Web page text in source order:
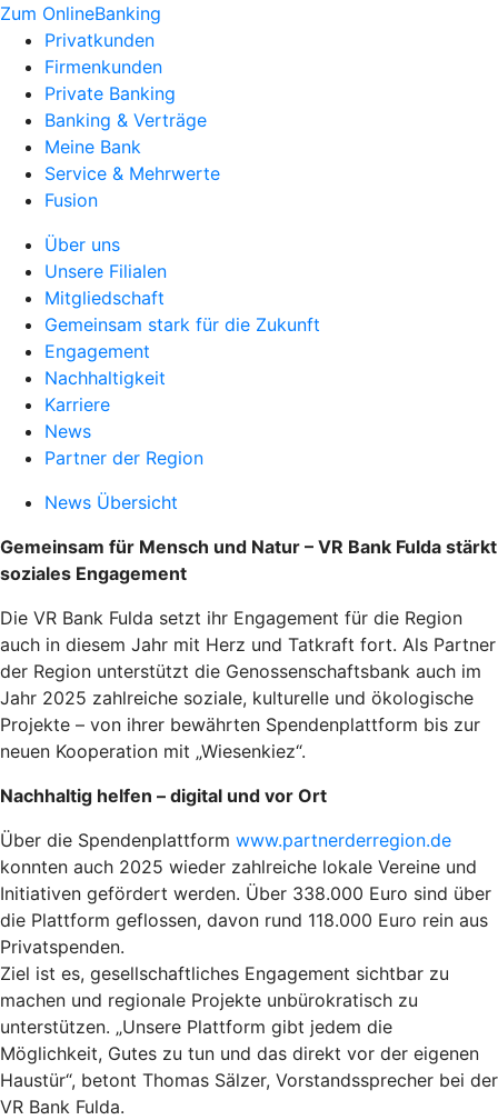
Zum OnlineBanking
Privatkunden
Firmenkunden
Private Banking
Banking & Verträge
Meine Bank
Service & Mehrwerte
Fusion
Über uns
Unsere Filialen
Mitgliedschaft
Gemeinsam stark für die Zukunft
Engagement
Nachhaltigkeit
Karriere
News
Partner der Region
News Übersicht
Gemeinsam für Mensch und Natur – VR Bank Fulda stärkt
soziales Engagement
Die VR Bank Fulda setzt ihr Engagement für die Region
auch in diesem Jahr mit Herz und Tatkraft fort. Als Partner
der Region unterstützt die Genossenschaftsbank auch im
Jahr 2025 zahlreiche soziale, kulturelle und ökologische
Projekte – von ihrer bewährten Spendenplattform bis zur
neuen Kooperation mit „Wiesenkiez“.
Nachhaltig helfen – digital und vor Ort
Über die Spendenplattform www.partnerderregion.de
konnten auch 2025 wieder zahlreiche lokale Vereine und
Initiativen gefördert werden. Über 338.000 Euro sind über
die Plattform geflossen, davon rund 118.000 Euro rein aus
Privatspenden.
Ziel ist es, gesellschaftliches Engagement sichtbar zu
machen und regionale Projekte unbürokratisch zu
unterstützen. „Unsere Plattform gibt jedem die
Möglichkeit, Gutes zu tun und das direkt vor der eigenen
Haustür“, betont Thomas Sälzer, Vorstandssprecher bei der
VR Bank Fulda.